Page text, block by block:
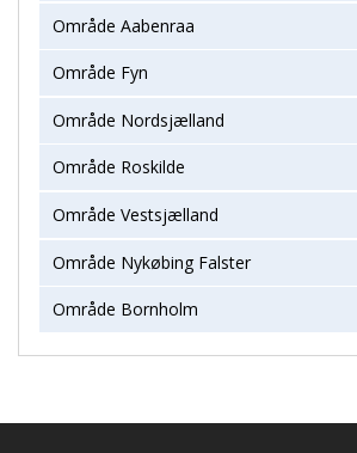
Område Aabenraa
Område Fyn
Område Nordsjælland
Område Roskilde
Område Vestsjælland
Område Nykøbing Falster
Område Bornholm